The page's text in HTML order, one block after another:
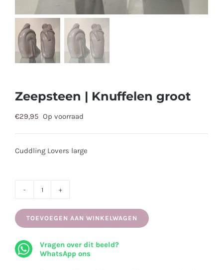
Zeepsteen | Knuffelen groot
€29,95 Op voorraad
Cuddling Lovers large
|
aantal
TOEVOEGEN AAN WINKELWAGEN
Vragen over dit beeld?
WhatsApp ons